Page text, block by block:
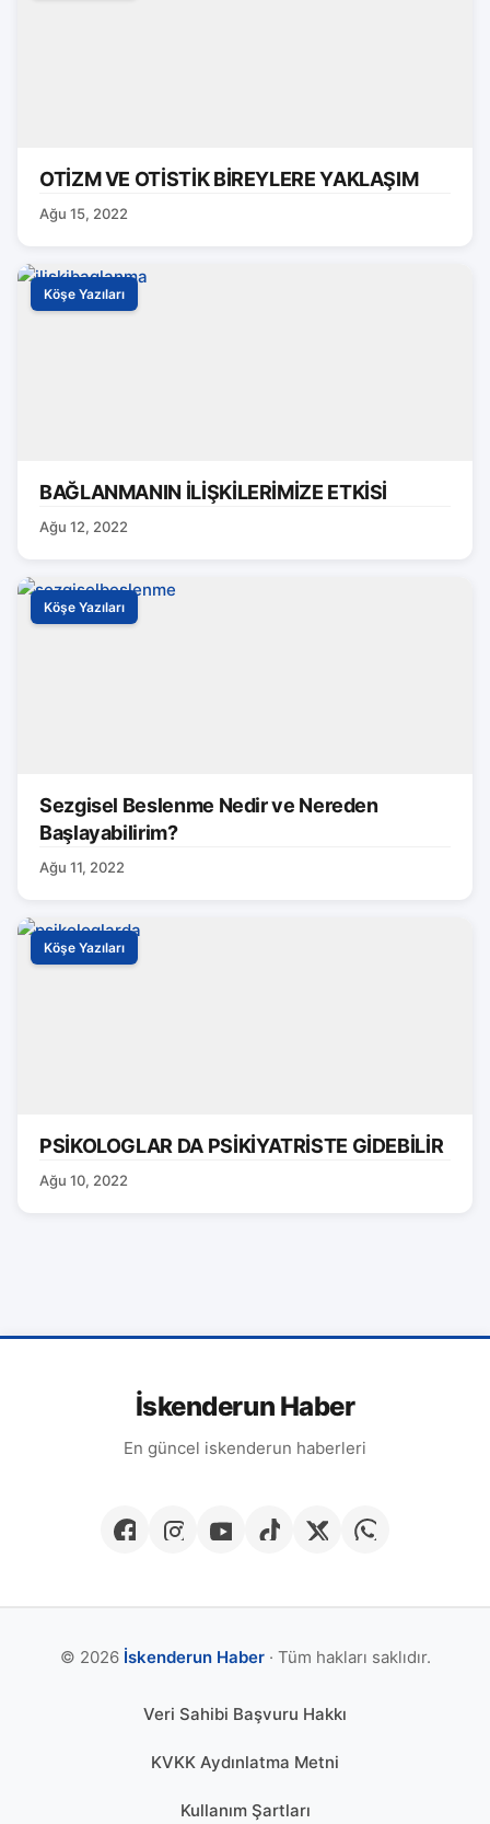
OTİZM VE OTİSTİK BİREYLERE YAKLAŞIM
Ağu 15, 2022
Köşe Yazıları
BAĞLANMANIN İLİŞKİLERİMİZE ETKİSİ
Ağu 12, 2022
Köşe Yazıları
Sezgisel Beslenme Nedir ve Nereden
Başlayabilirim?
Ağu 11, 2022
Köşe Yazıları
PSİKOLOGLAR DA PSİKİYATRİSTE GİDEBİLİR
Ağu 10, 2022
İskenderun Haber
En güncel iskenderun haberleri
© 2026 İskenderun Haber· Tüm hakları saklıdır.
Veri Sahibi Başvuru Hakkı
KVKK Aydınlatma Metni
Kullanım Şartları